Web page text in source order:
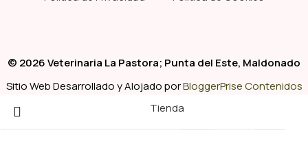
© 2026 Veterinaria La Pastora; Punta del Este, Maldonado
Sitio Web Desarrollado y Alojado porBloggerPrise Contenidos
Tienda